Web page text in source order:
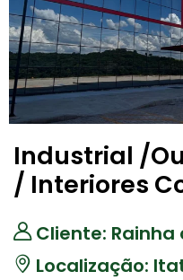
Industrial /
/ Interiores
Cliente: Rainha
Localização: